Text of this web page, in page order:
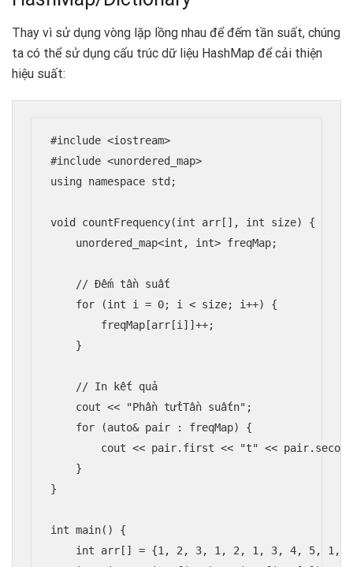
Thay vì sử dụng vòng lặp lồng nhau để đếm tần suất, chúng
ta có thể sử dụng cấu trúc dữ liệu HashMap để cải thiện
hiệu suất:
#include <iostream>
#include <unordered_map>
using namespace std;
void countFrequency(int arr[], int size) {
    unordered_map<int, int> freqMap;
    // Đếm tần suất
    for (int i = 0; i < size; i++) {
        freqMap[arr[i]]++;
    }
    // In kết quả
    cout << "Phần tửtTần suấtn";
    for (auto& pair : freqMap) {
cout << pair.first << "t" <<
    }
}
int main() {
int arr[] = {1, 2, 3, 1, 2, 1, 3, 4, 5, 1,